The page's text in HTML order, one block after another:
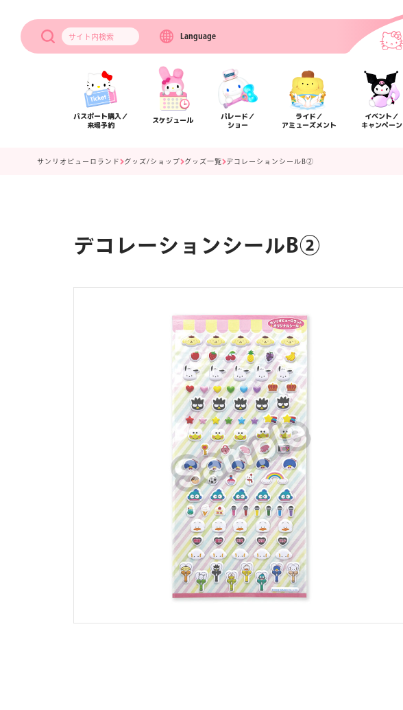
サイト内検索 Language
パスポート購入／
来場予約
スケジュール
パレード／
ショー
ライド／
アミューズメント
イベント／
キャンペーン
サンリオピューロランド グッズ/ショップ グッズ一覧 デコレーションシールB②
デコレーションシールB②